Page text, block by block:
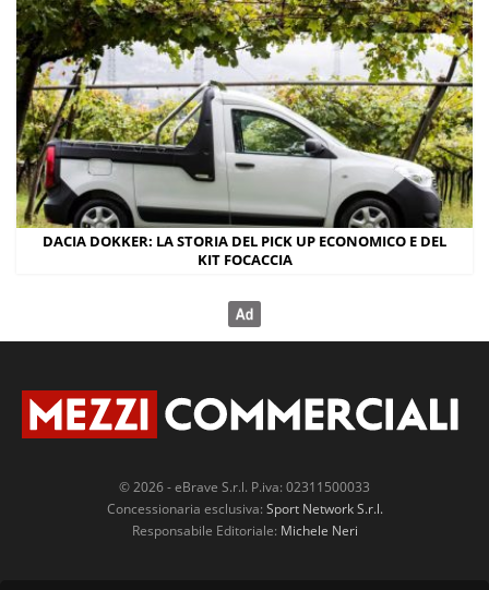
r
e
n
)
DACIA DOKKER: LA STORIA DEL PICK UP ECONOMICO E DEL
KIT FOCACCIA
© 2026 - eBrave S.r.l. P.iva: 02311500033
Concessionaria esclusiva: Sport Network S.r.l.
Responsabile Editoriale: Michele Neri